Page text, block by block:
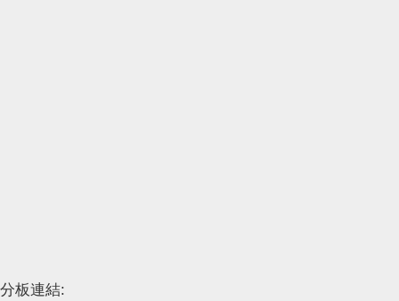
分板連結: